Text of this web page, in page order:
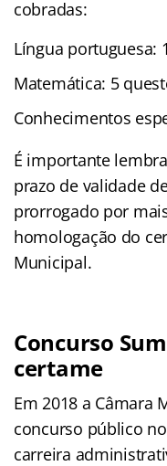
cobradas:
Língua portuguesa:
Matemática: 5
Conhecimentos
É importante
prazo de validade
prorrogado por
homologação do
Municipal.
Concurso
certame
Em 2018 a Câmara
concurso público
carreira